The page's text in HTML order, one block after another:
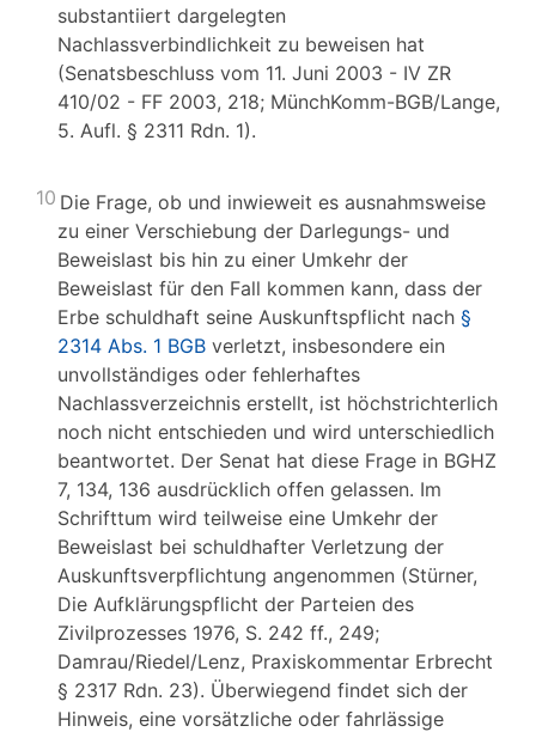
substantiiert dargelegten
Nachlassverbindlichkeit zu beweisen hat
(Senatsbeschluss vom 11. Juni 2003 - IV ZR
410/02 - FF 2003, 218; MünchKomm-BGB/Lange,
5. Aufl. § 2311 Rdn. 1).
10 Die Frage, ob und inwieweit es ausnahmsweise
zu einer Verschiebung der Darlegungs- und
Beweislast bis hin zu einer Umkehr der
Beweislast für den Fall kommen kann, dass der
Erbe schuldhaft seine Auskunftspflicht nach §
2314 Abs. 1 BGB verletzt, insbesondere ein
unvollständiges oder fehlerhaftes
Nachlassverzeichnis erstellt, ist höchstrichterlich
noch nicht entschieden und wird unterschiedlich
beantwortet. Der Senat hat diese Frage in BGHZ
7, 134, 136 ausdrücklich offen gelassen. Im
Schrifttum wird teilweise eine Umkehr der
Beweislast bei schuldhafter Verletzung der
Auskunftsverpflichtung angenommen (Stürner,
Die Aufklärungspflicht der Parteien des
Zivilprozesses 1976, S. 242 ff., 249;
Damrau/Riedel/Lenz, Praxiskommentar Erbrecht
§ 2317 Rdn. 23). Überwiegend findet sich der
Hinweis, eine vorsätzliche oder fahrlässige